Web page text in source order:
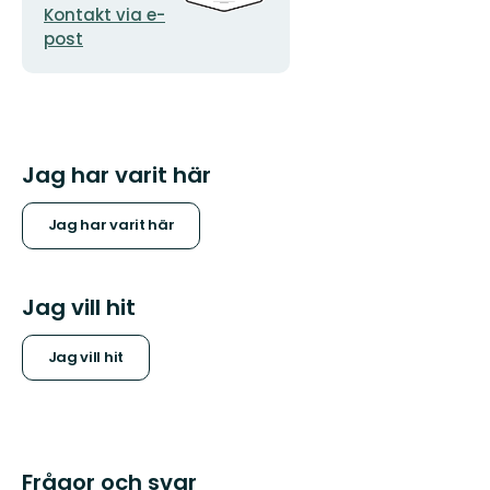
Kontakt via e-
post
Jag har varit här
Jag har varit här
Jag vill hit
Jag vill hit
Frågor och svar